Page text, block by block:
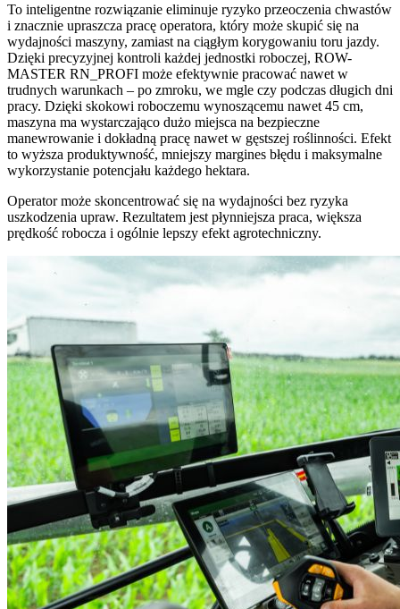
To inteligentne rozwiązanie eliminuje ryzyko przeoczenia chwastów
i znacznie upraszcza pracę operatora, który może skupić się na
wydajności maszyny, zamiast na ciągłym korygowaniu toru jazdy.
Dzięki precyzyjnej kontroli każdej jednostki roboczej, ROW-
MASTER RN_PROFI może efektywnie pracować nawet w
trudnych warunkach – po zmroku, we mgle czy podczas długich dni
pracy. Dzięki skokowi roboczemu wynoszącemu nawet 45 cm,
maszyna ma wystarczająco dużo miejsca na bezpieczne
manewrowanie i dokładną pracę nawet w gęstszej roślinności. Efekt
to wyższa produktywność, mniejszy margines błędu i maksymalne
wykorzystanie potencjału każdego hektara.
Operator może skoncentrować się na wydajności bez ryzyka
uszkodzenia upraw. Rezultatem jest płynniejsza praca, większa
prędkość robocza i ogólnie lepszy efekt agrotechniczny.